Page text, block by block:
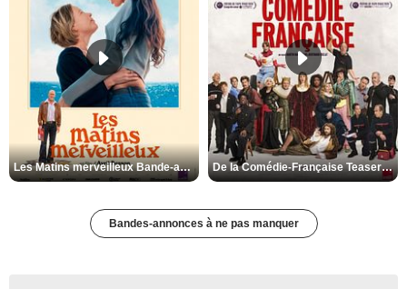
Les Matins merveilleux Bande-annonce VF De la Comédie-Française Teaser VF
Bandes-annonces à ne pas manquer